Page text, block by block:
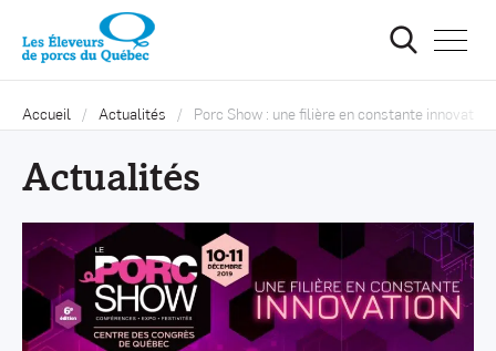
la
site
Accueil Actualités Porc Show : une filière en constante innovation
Actualités